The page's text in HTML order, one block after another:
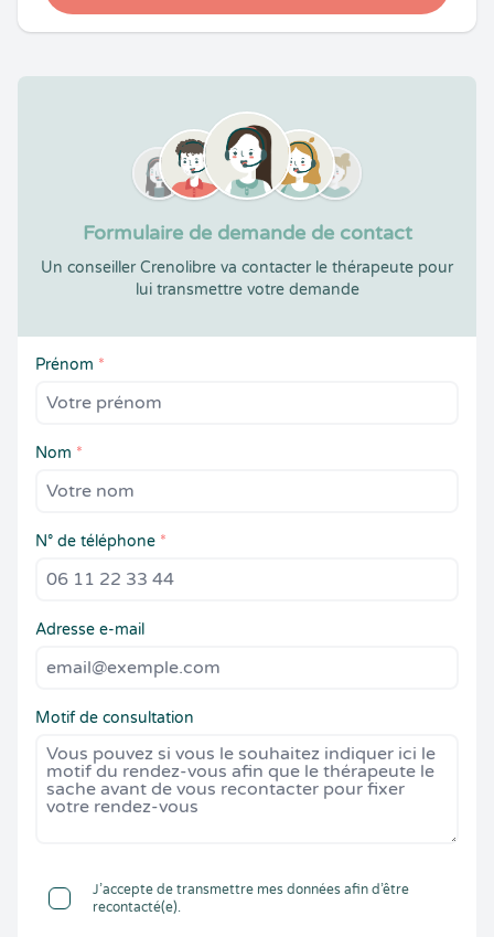
Formulaire de demande de contact
Un conseiller Crenolibre va contacter le thérapeute pour
lui transmettre votre demande
Prénom *
Nom *
N° de téléphone *
Adresse e-mail
Motif de consultation
J’accepte de transmettre mes données afin d’être
recontacté(e).